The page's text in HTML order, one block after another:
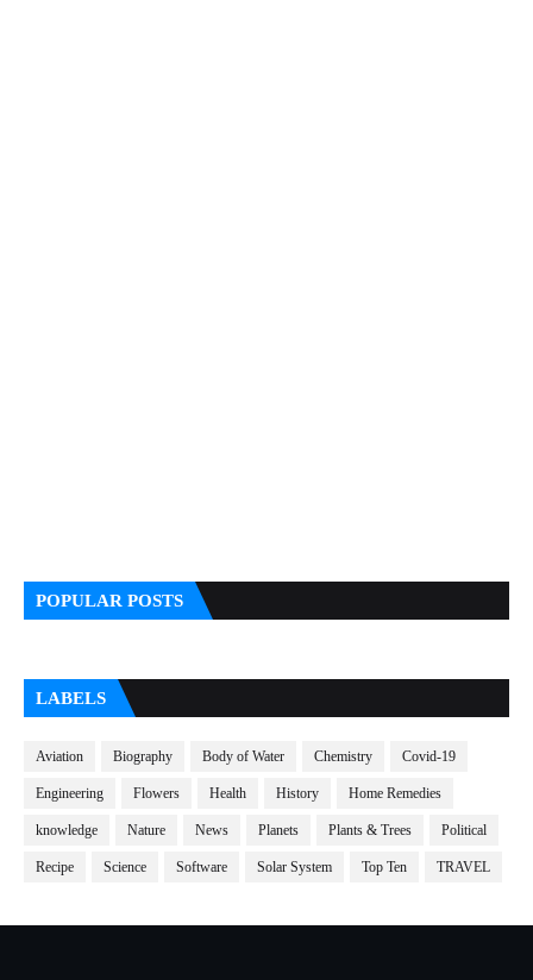
POPULAR POSTS
LABELS
Aviation Biography Body of Water Chemistry Covid-19
Engineering Flowers Health History Home Remedies
knowledge Nature News Planets Plants & Trees Political
Recipe Science Software Solar System Top Ten TRAVEL